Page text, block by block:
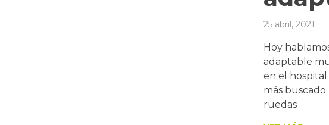
25 abril, 2021
Hoy
adaptable
en el hospital
más
ruedas